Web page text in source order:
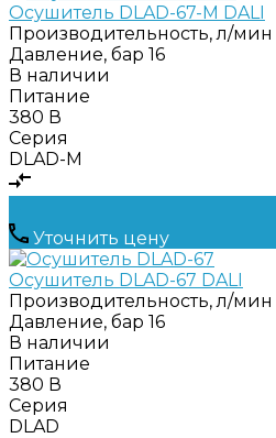
Осушитель DLAD-67-M DALI
Производительность, л/мин
Давление, бар 16
В наличии
Питание
380 В
Серия
DLAD-M
Уточнить цену
Осушитель DLAD-67 DALI
Производительность, л/мин
Давление, бар 16
В наличии
Питание
380 В
Серия
DLAD